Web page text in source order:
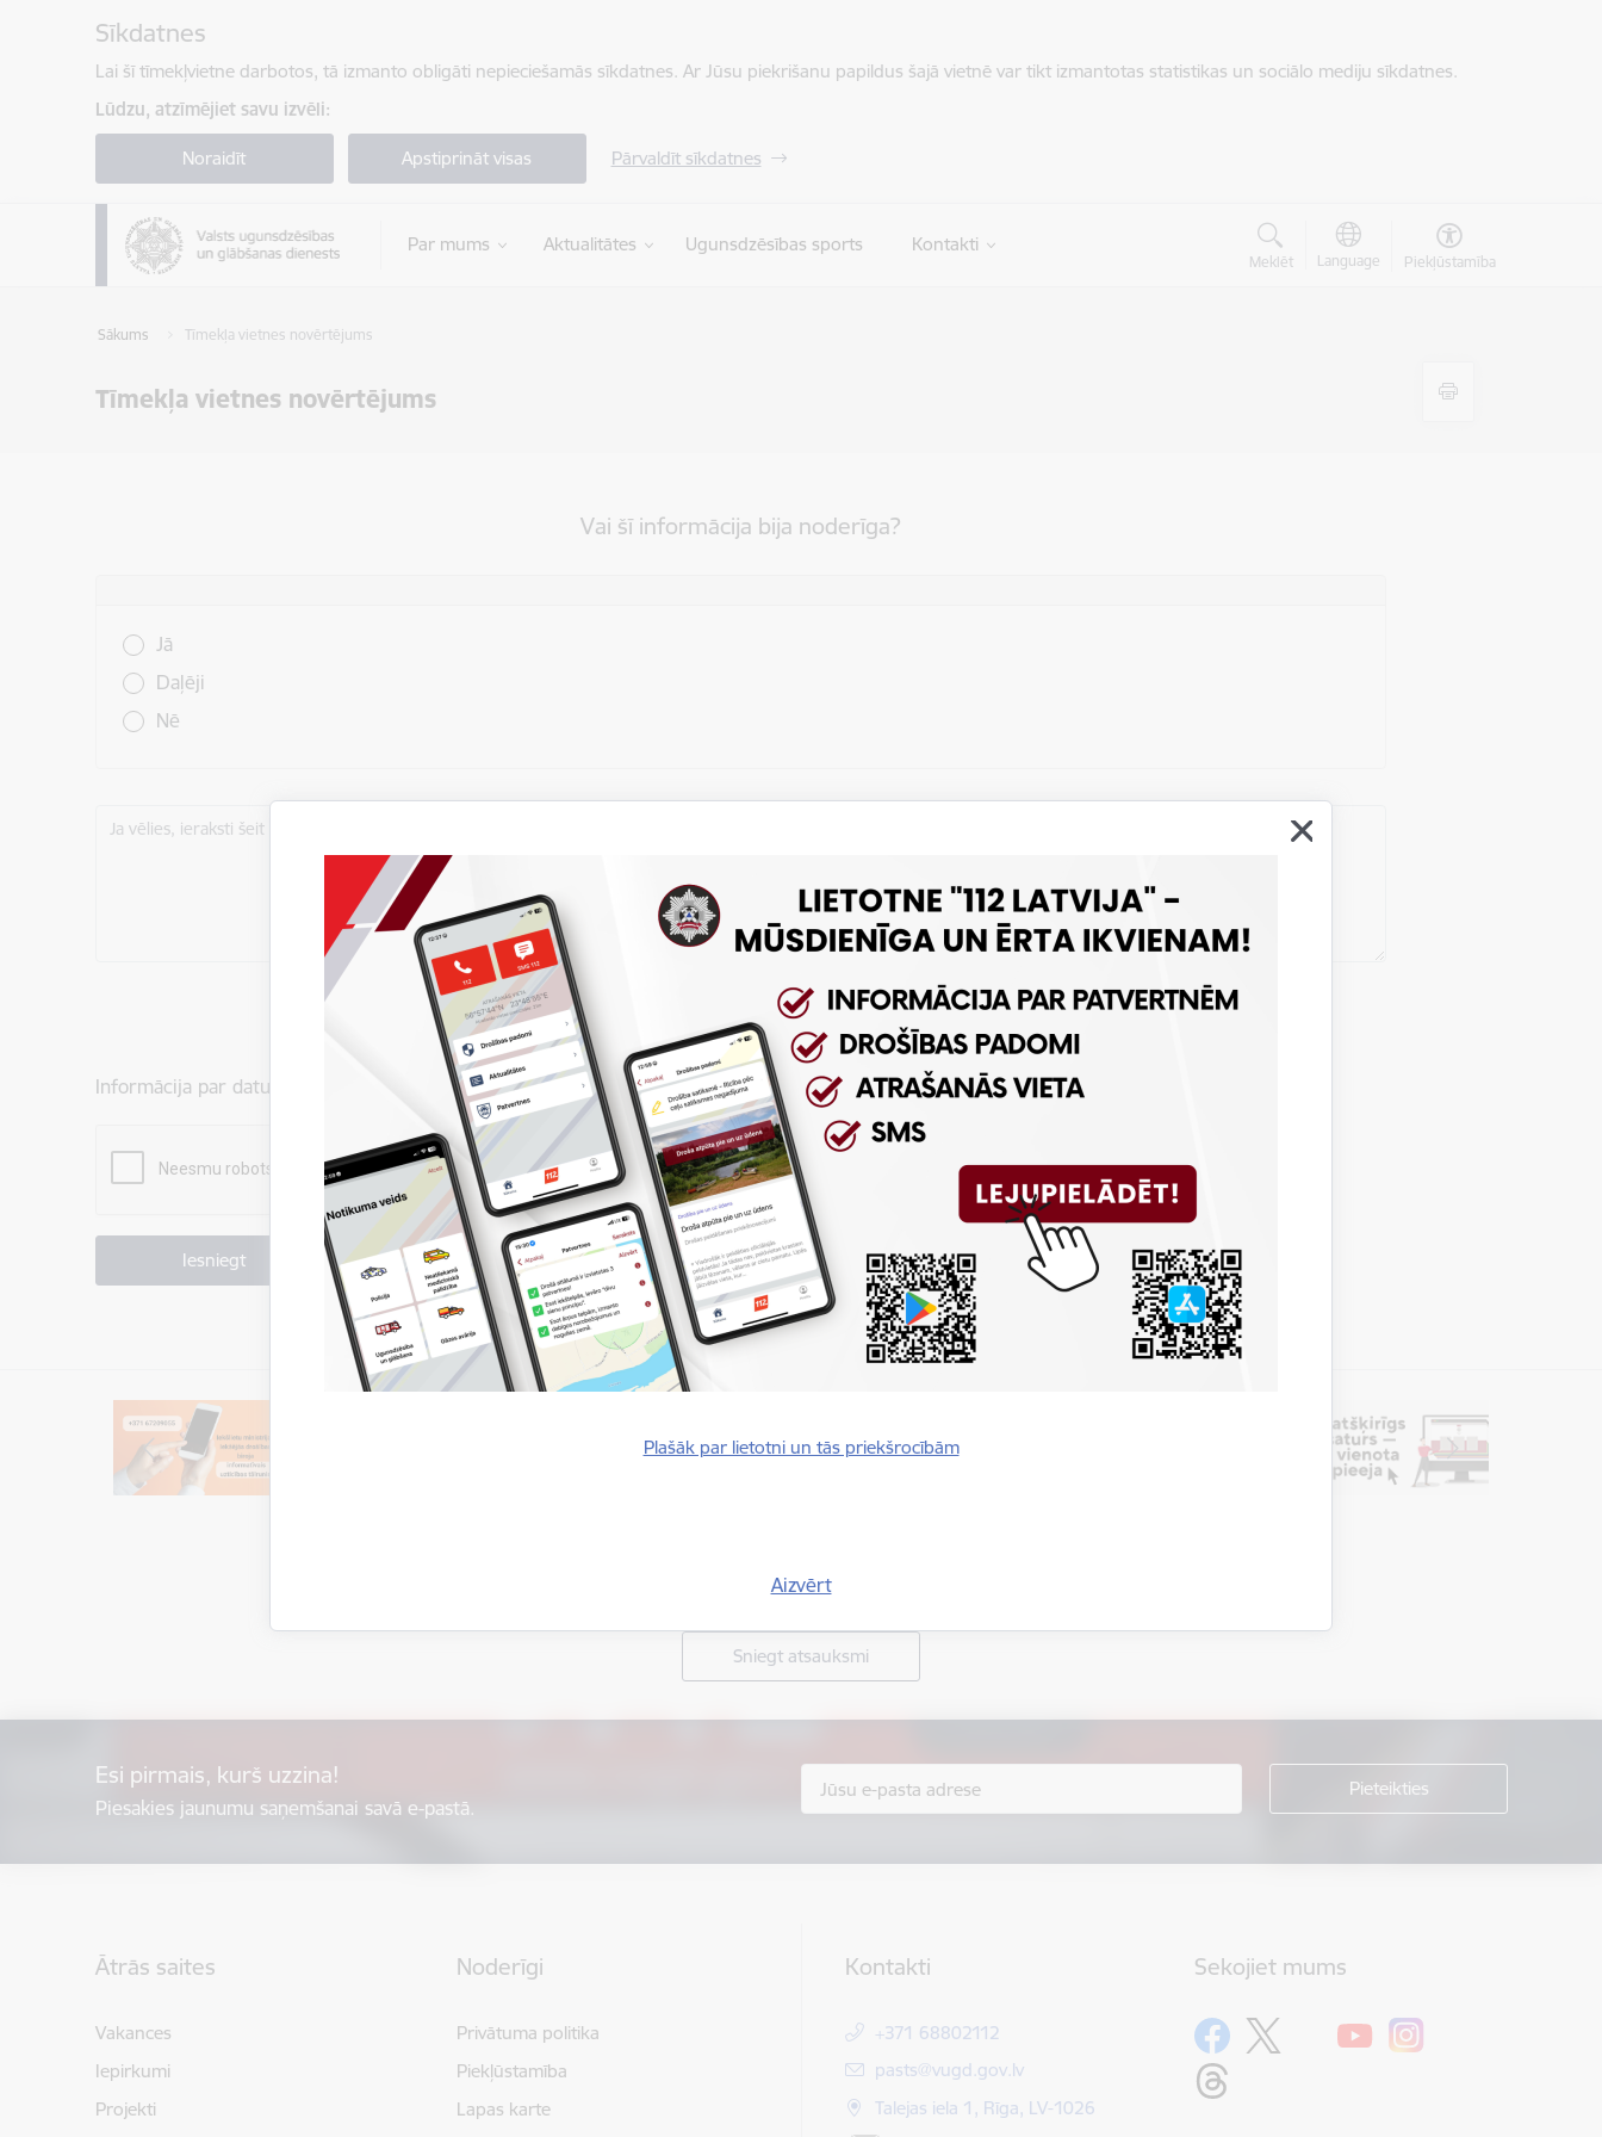
Sīkdatnes
Lai šī tīmekļvietne darbotos, tā izmanto obligāti nepieciešamās sīkdatnes. Ar Jūsu piekrišanu papildus šajā vietnē var tikt izmantotas statistikas un sociālo mediju sīkdatnes.
Lūdzu, atzīmējiet savu izvēli:
Noraidīt Apstiprināt visas Pārvaldīt sīkdatnes
Par mums Aktualitātes Ugunsdzēsības sports Kontakti
Meklēt Language Piekļūstamība
Sākums Tīmekļa vietnes novērtējums
Tīmekļa vietnes novērtējums
Plašāk par lietotni un tās priekšrocībām
Aizvērt
Vai šī informācija bija noderīga?
Jā
Daļēji
Nē
Ja vēlies, ieraksti šeit komentāru
Vēlos atstāt savu e-pastu saziņai
Informācija par datu apstrādi ir atrodama sadaļā:Privātuma politika
Vai šī informācija bija noderīga?
Sniegt atsauksmi
Esi pirmais, kurš uzzina!
Piesakies jaunumu saņemšanai savā e-pastā.
Ātrās saites
Vakances
Iepirkumi
Projekti
Noderīgi
Privātuma politika
Piekļūstamība
Lapas karte
Kontakti
+371 68802112
E-pasts:
pasts@vugd.gov.lv
Talejas iela 1, Rīga, LV-1026
Sekojiet mums